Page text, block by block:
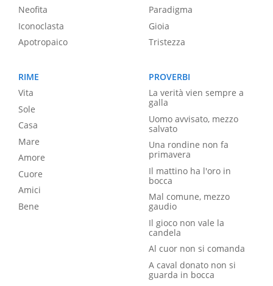
Neofita
Iconoclasta
Apotropaico
Paradigma
Gioia
Tristezza
RIME
Vita
Sole
Casa
Mare
Amore
Cuore
Amici
Bene
PROVERBI
La verità vien sempre a
galla
Uomo avvisato, mezzo
salvato
Una rondine non fa
primavera
Il mattino ha l'oro in
bocca
Mal comune, mezzo
gaudio
Il gioco non vale la
candela
Al cuor non si comanda
A caval donato non si
guarda in bocca